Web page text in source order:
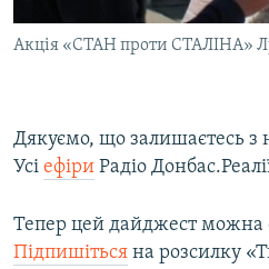
Акція «СТАН проти СТАЛІНА»
Дякуємо, що залишаєтесь з
Усі ефіри Радіо
Тепер цей дайджест
Підпишіться на розсилку